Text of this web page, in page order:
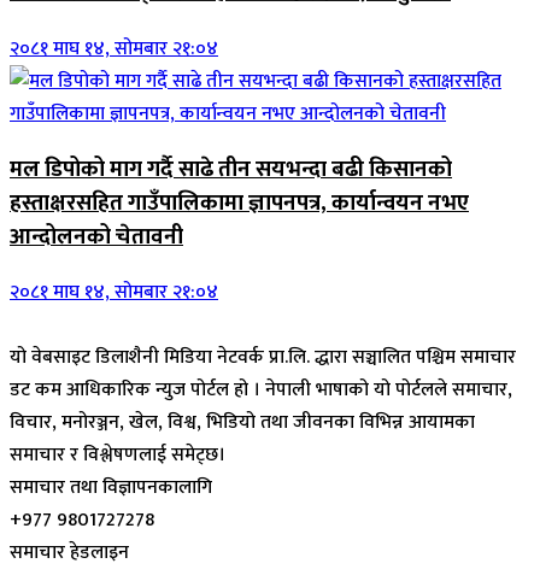
२०८१ माघ १४, सोमबार २१:०४
मल डिपोको माग गर्दै साढे तीन सयभन्दा बढी किसानको
हस्ताक्षरसहित गाउँपालिकामा ज्ञापनपत्र, कार्यान्वयन नभए
आन्दोलनको चेतावनी
२०८१ माघ १४, सोमबार २१:०४
यो वेबसाइट डिलाशैनी मिडिया नेटवर्क प्रा.लि. द्धारा सञ्चालित पश्चिम समाचार
डट कम आधिकारिक न्युज पोर्टल हो । नेपाली भाषाको यो पोर्टलले समाचार,
विचार, मनोरञ्जन, खेल, विश्व, भिडियो तथा जीवनका विभिन्न आयामका
समाचार र विश्लेषणलाई समेट्छ।
समाचार तथा विज्ञापनकालागि
+977 9801727278
समाचार हेडलाइन